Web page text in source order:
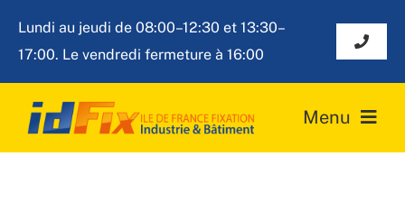
contenu
Lundi au jeudi de 08:00–12:30 et 13:30–
17:00. Le vendredi fermeture à 16:00
Toggle
Contact
contact@idfixpro.fr
Menu